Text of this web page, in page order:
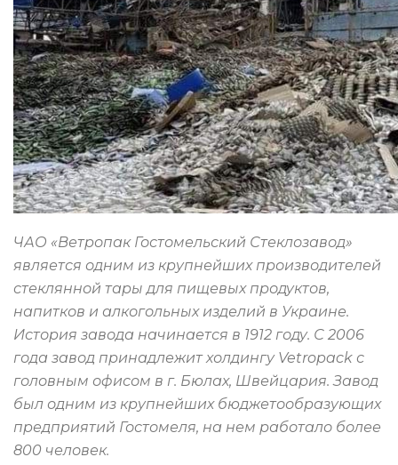
ЧАО «Ветропак Гостомельский Стеклозавод»
является одним из крупнейших производителей
стеклянной тары для пищевых продуктов,
напитков и алкогольных изделий в Украине.
История завода начинается в 1912 году. С 2006
года завод принадлежит холдингу Vetropack с
головным офисом в г. Бюлах, Швейцария. Завод
был одним из крупнейших бюджетообразующих
предприятий Гостомеля, на нем работало более
800 человек.